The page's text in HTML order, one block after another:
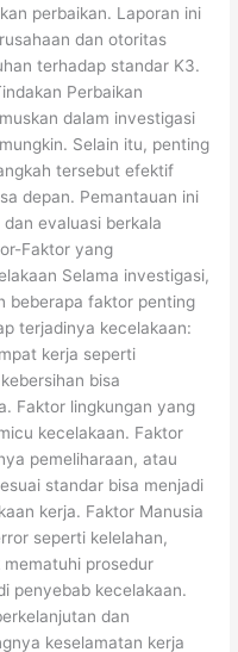
perbaikan. Laporan ini
dan otoritas
terhadap standar K3.
Perbaikan
dalam investigasi
Selain itu, penting
tersebut efektif
depan. Pemantauan ini
evaluasi berkala
Faktor yang
Selama investigasi,
beberapa faktor penting
terjadinya kecelakaan:
kerja seperti
bisa
Faktor lingkungan yang
kecelakaan. Faktor
pemeliharaan, atau
standar bisa menjadi
kerja. Faktor Manusia
seperti kelelahan,
prosedur
penyebab kecelakaan.
dan
keselamatan kerja